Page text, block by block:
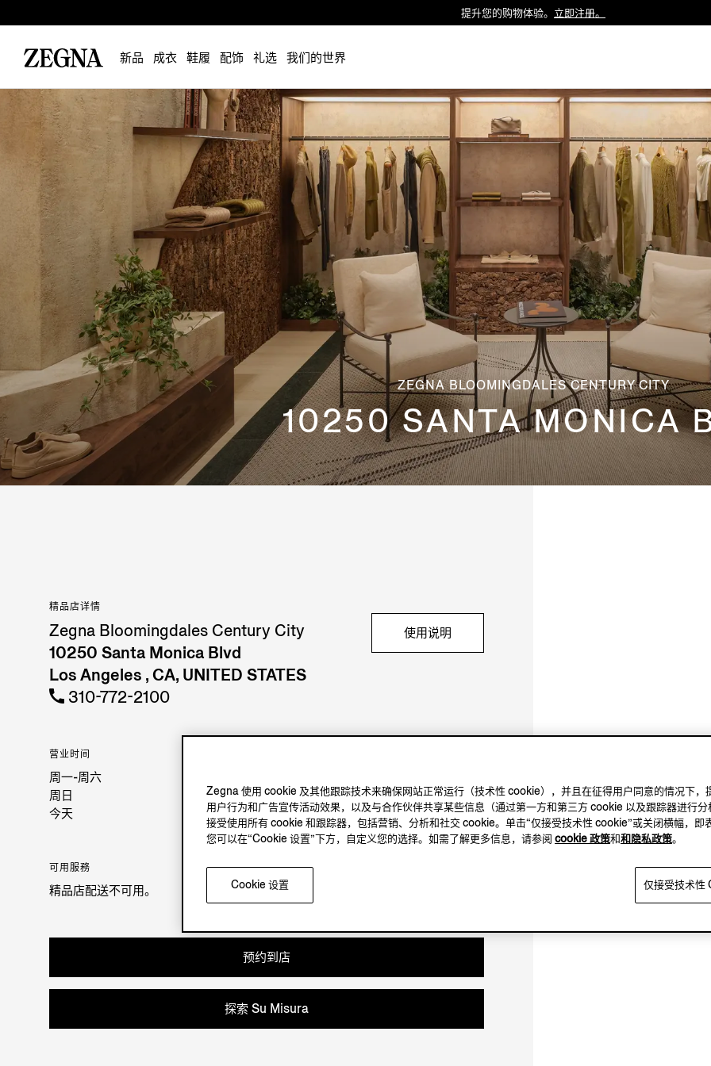
Luxembourg
Poland
Portugal
Romania
Slovakia
Slovenia
Spain
Sweden
Switzerland
Turkey
United Kingdom
提升您的购物体验。 立即注册。
新品 成衣 鞋履 配饰 礼选 我们的世界
ZEGNA BLOOMINGDALES CENTURY CITY
10250 SANTA MONICA
精品店详情
Zegna Bloomingdales Century City
10250 Santa Monica Blvd
Los Angeles , CA, UNITED STATES
310-772-2100
使用说明
营业时间
周一-周六
周日
11.00-19.00
今天
闭店时间 21:00
可用服務
精品店配送不可用。
预约到店
探索 Su Misura
Zegna 使用 cookie 及其他跟踪技术来确保网站正常运行（技术性 cookie），并且在征得用户同意的情况下，
用户行为和广告宣传活动效果，以及与合作伙伴共享某些信息（通过第一方和第三方 cookie 以及跟踪器进行
接受使用所有 cookie 和跟踪器，包括营销、分析和社交 cookie。单击“仅接受技术性 cookie”或关闭横幅，
您可以在“Cookie 设置”下方，自定义您的选择。如需了解更多信息，请参阅 cookie 政策和和隐私政策。
仅接受技术性
Cookie 设置